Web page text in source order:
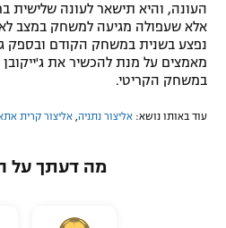
העונה, והיא תישאר לעונה שלישית
אלא שעפולה מגיעה למשחק במצב
נפצע בשנית במשחק הקודם ובספק
מאמצים על מנת להכשיר את
במשחק הקריטי.
עוד באותו נושא: אליצור נתניה אליצור קרית
מה דעתך על